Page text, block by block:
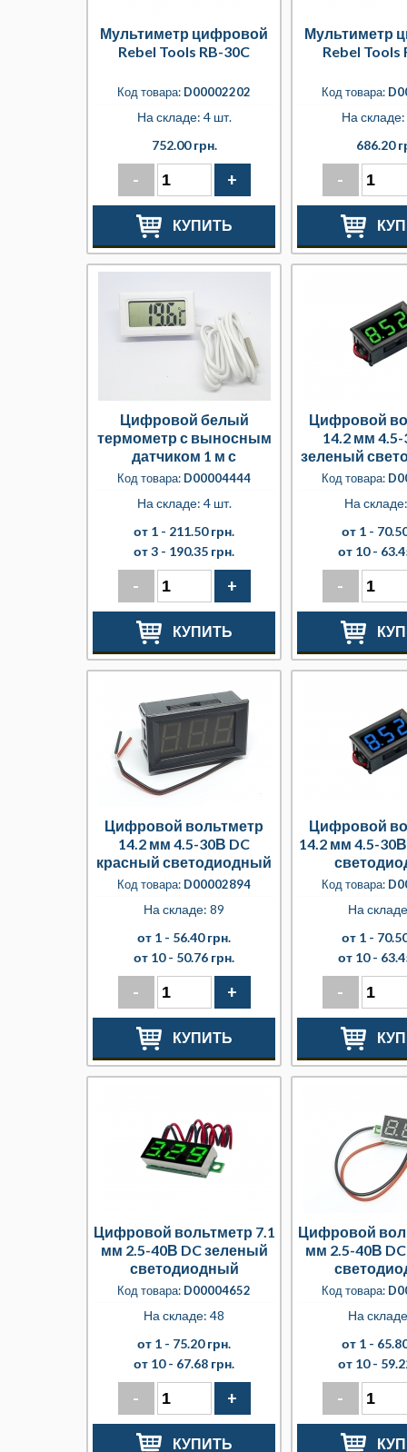
Мультиметр цифровой
Rebel Tools RB-30C
Код товара: D00002202
На складе: 4 шт.
752.00 грн.
- +
КУПИТЬ
Мультиметр
Rebel Tools
Код товара:
На
686.20
-
Цифровой белый
термометр с выносным
датчиком 1 м с
батарейками LR44
Код товара: D00004444
На складе: 4 шт.
от 1 - 211.50 грн.
от 3 - 190.35 грн.
- +
КУПИТЬ
Цифровой
14.2 мм
зеленый
Код товара:
На
от 1 -
от 10 -
-
Цифровой вольтметр
14.2 мм 4.5-30В DC
красный светодиодный
Код товара: D00002894
На складе: 89
от 1 - 56.40 грн.
от 10 - 50.76 грн.
- +
КУПИТЬ
Цифровой
14.2 мм 4.5-
Код товара:
На
от 1 -
от 10 -
-
Цифровой вольтметр 7.1
мм 2.5-40В DC зеленый
светодиодный
Код товара: D00004652
На складе: 48
от 1 - 75.20 грн.
от 10 - 67.68 грн.
- +
КУПИТЬ
Цифровой
мм 2.5-40В
Код товара:
На
от 1 -
от 10 -
-